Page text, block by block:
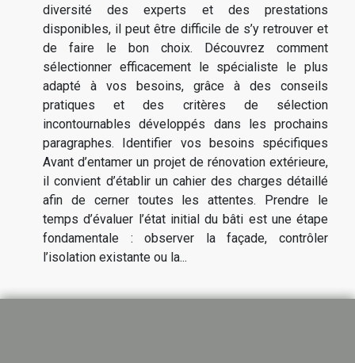
diversité des experts et des prestations
disponibles, il peut être difficile de s’y retrouver et
de faire le bon choix. Découvrez comment
sélectionner efficacement le spécialiste le plus
adapté à vos besoins, grâce à des conseils
pratiques et des critères de sélection
incontournables développés dans les prochains
paragraphes. Identifier vos besoins spécifiques
Avant d’entamer un projet de rénovation extérieure,
il convient d’établir un cahier des charges détaillé
afin de cerner toutes les attentes. Prendre le
temps d’évaluer l’état initial du bâti est une étape
fondamentale : observer la façade, contrôler
l’isolation existante ou la...